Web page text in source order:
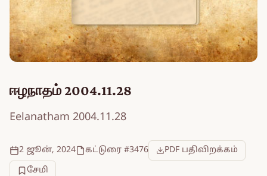
ஈழநாதம் 2004.11.28
Eelanatham 2004.11.28
2 ஜூன், 2024 கட்டுரை #3476
PDF பதிவிறக்கம்
சேமி